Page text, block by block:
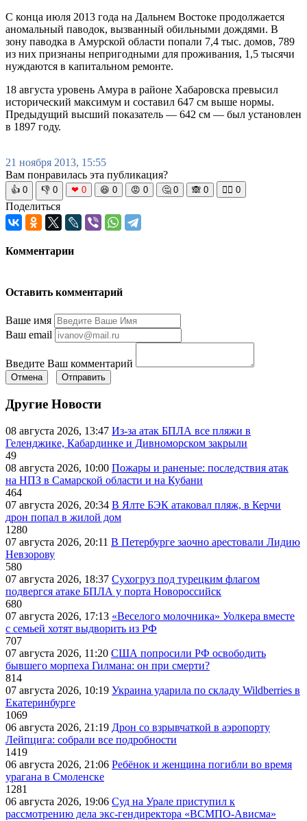
С конца июля 2013 года на Дальнем Востоке продолжается
аномальный паводок, вызванный обильными дождями. В
зону паводка в Амурской области попали 7,4 тыс. домов, 789
из них признаны непригодными для проживания, 1,5 тысячи
нуждаются в капитальном ремонте.
18 августа уровень Амура в районе Хабаровска превысил
исторический максимум и составил 647 см выше нормы.
Предыдущий высший показатель — 642 см — был установлен
в 1897 году.
21 ноября 2013, 15:55
Вам понравилась эта публикация?
👍 0 👎 0 ❤ 0 😆 0 😡 0 🤔 0 🙈 0 🧘‍♀️ 0
Поделиться
Комментарии
Оставить комментарий
Ваше имя
Ваш email
Введите Ваш комментарий
Отмена Отправить
Другие Новости
08 августа 2026, 13:47 Из-за атак БПЛА все пляжи в
Геленджике, Кабардинке и Дивноморском закрыли
49
08 августа 2026, 10:00 Пожары и раненые: последствия атак
на НПЗ в Самарской области и на Кубани
464
07 августа 2026, 20:34 В Ялте БЭК атаковал пляж, в Керчи
дрон попал в жилой дом
1280
07 августа 2026, 20:11 В Петербурге заочно арестовали Лидию
Невзорову
580
07 августа 2026, 18:37 Сухогруз под турецким флагом
подвергся атаке БПЛА у порта Новороссийск
680
07 августа 2026, 17:13 «Веселого молочника» Уолкера вместе
с семьей хотят выдворить из РФ
707
07 августа 2026, 11:20 США попросили РФ освободить
бывшего морпеха Гилмана: он при смерти?
814
07 августа 2026, 10:19 Украина ударила по складу Wildberries в
Екатеринбурге
1069
06 августа 2026, 21:19 Дрон со взрывчаткой в аэропорту
Лейпцига: собрали все подробности
1419
06 августа 2026, 21:06 Ребёнок и женщина погибли во время
урагана в Смоленске
1281
06 августа 2026, 19:06 Суд на Урале приступил к
рассмотрению дела экс-гендиректора «ВСМПО-Ависма»